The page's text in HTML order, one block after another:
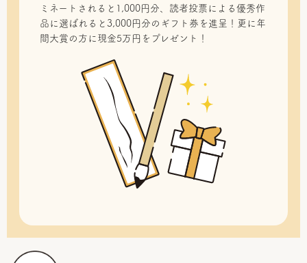
ミネートされると1,000円分、読者投票による優秀作
品に選ばれると3,000円分のギフト券を進呈！更に年
間大賞の方に現金5万円をプレゼント！